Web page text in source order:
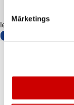
Mārketings
Iesakām ar